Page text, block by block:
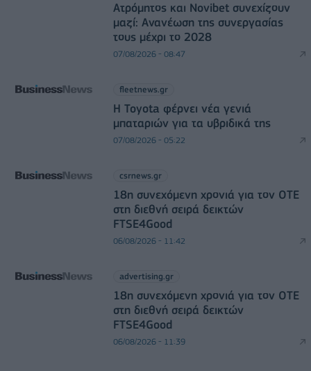
Ατρόμητος και Novibet συνεχίζουν
μαζί: Ανανέωση της συνεργασίας
τους μέχρι το 2028
07/08/2026 - 08:47
fleetnews.gr
Η Toyota φέρνει νέα γενιά
μπαταριών για τα υβριδικά της
07/08/2026 - 05:22
csrnews.gr
18η συνεχόμενη χρονιά για τον ΟΤΕ
στη διεθνή σειρά δεικτών
FTSE4Good
06/08/2026 - 11:42
advertising.gr
18η συνεχόμενη χρονιά για τον ΟΤΕ
στη διεθνή σειρά δεικτών
FTSE4Good
06/08/2026 - 11:39